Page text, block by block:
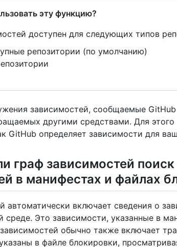
эту функцию?
доступен для следующих типов
репозитории (по умолчанию)
зависимостей, сообщаемые GitHub
другими средствами. Для
GitHub определяет зависимости для
граф зависимостей поиск
в манифестах и файлах
автоматически включает сведения о
среде. Это зависимости, указанные в
обычно также включает
в файле блокировки,